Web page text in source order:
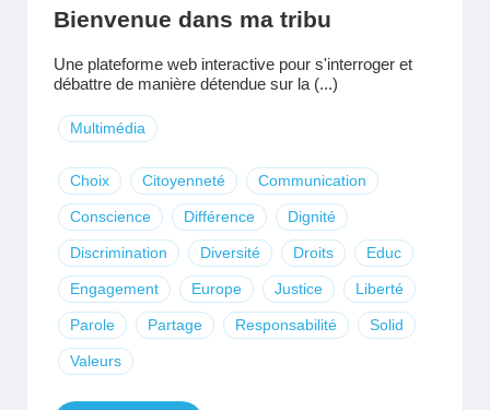
Bienvenue dans ma tribu
Une plateforme web interactive pour s'interroger et
débattre de manière détendue sur la (...)
Multimédia
Choix Citoyenneté Communication
Conscience Différence Dignité
Discrimination Diversité Droits Educ
Engagement Europe Justice Liberté
Parole Partage Responsabilité Solid
Valeurs